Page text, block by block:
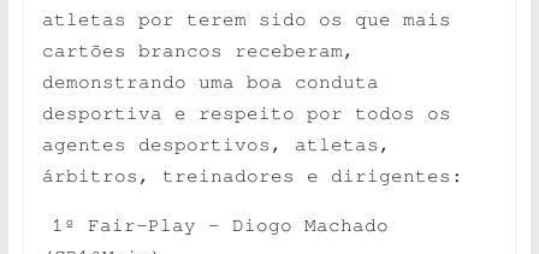
atletas por terem sido os que mais
cartões brancos receberam,
demonstrando uma boa conduta
desportiva e respeito por todos os
agentes desportivos, atletas,
árbitros, treinadores e dirigentes:
1º Fair-Play – Diogo Machado